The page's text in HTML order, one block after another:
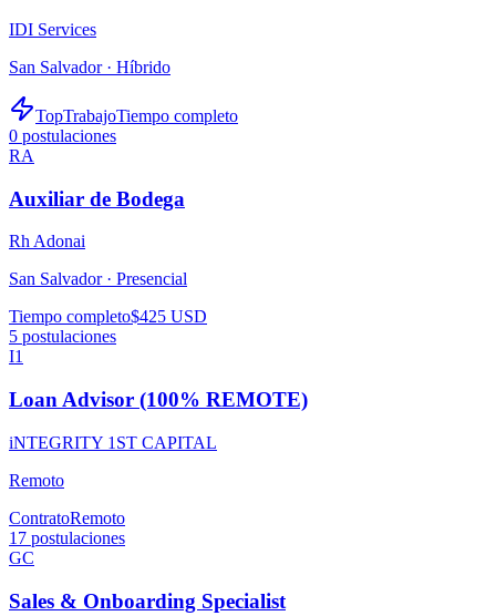
IDI Services
San Salvador · Híbrido
TopTrabajoTiempo completo
0 postulaciones
RA
Auxiliar de Bodega
Rh Adonai
San Salvador · Presencial
Tiempo completo$425 USD
5 postulaciones
I1
Loan Advisor (100% REMOTE)
iNTEGRITY 1ST CAPITAL
Remoto
ContratoRemoto
17 postulaciones
GC
Sales & Onboarding Specialist